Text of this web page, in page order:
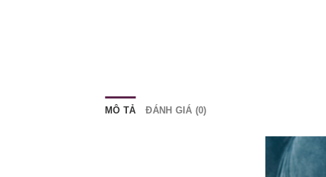
MÔ TẢ ĐÁNH GIÁ (0)